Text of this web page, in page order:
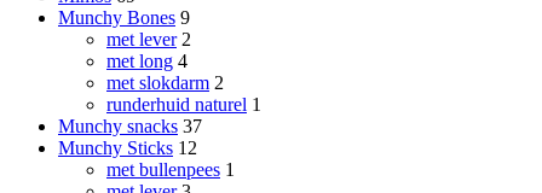
Munchy Bones 9
met lever 2
met long 4
met slokdarm 2
runderhuid naturel 1
Munchy snacks 37
Munchy Sticks 12
met bullenpees 1